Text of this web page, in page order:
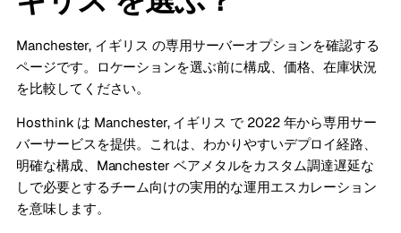
Manchester, イギリス の専用サーバーオプションを確認する
ページです。ロケーションを選ぶ前に構成、価格、在庫状況
を比較してください。
Hosthink は Manchester, イギリス で 2022 年から専用サー
バーサービスを提供。これは、わかりやすいデプロイ経路、
明確な構成、Manchester ベアメタルをカスタム調達遅延な
しで必要とするチーム向けの実用的な運用エスカレーション
を意味します。